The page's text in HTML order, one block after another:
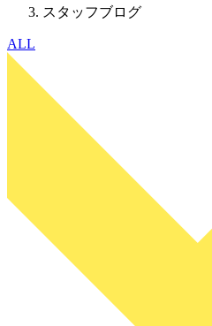
スタッフブログ
ALL